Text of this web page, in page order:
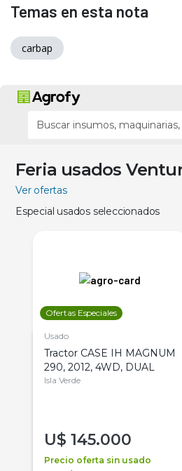
Temas en esta nota
carbap
Feria usados
Ver ofertas
Especial usados seleccionados
Ofertas Especiales
Usado
Tractor CASE IH MAGNUM
290, 2012, 4WD, DUAL
Isla Verde
U$ 145.000
Precio oferta sin usado